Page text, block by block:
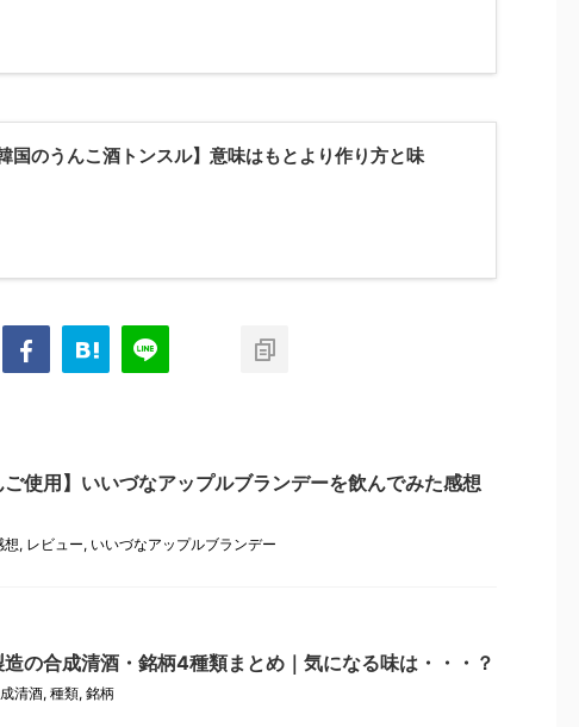
国のうんこ酒トンスル】意味はもとより作り方と味
ご使用】いいづなアップルブランデーを飲んでみた感想
想, レビュー, いいづなアップルブランデー
の合成清酒・銘柄4種類まとめ｜気になる味は・・・？
清酒, 種類, 銘柄